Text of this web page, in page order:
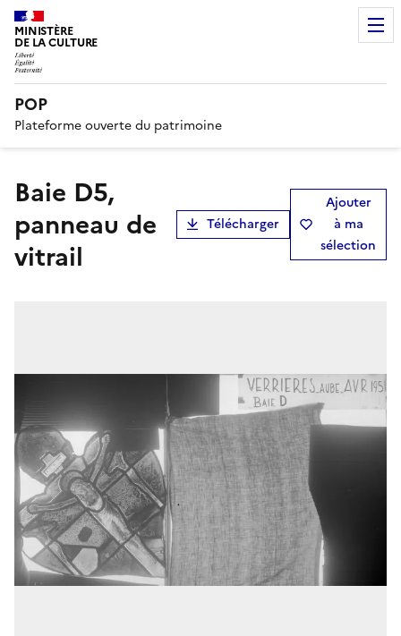
MINISTÈRE
DE LA CULTURE
POP
Plateforme ouverte du patrimoine
Baie D5,
panneau de
vitrail
Télécharger
Ajouter
à ma
sélection